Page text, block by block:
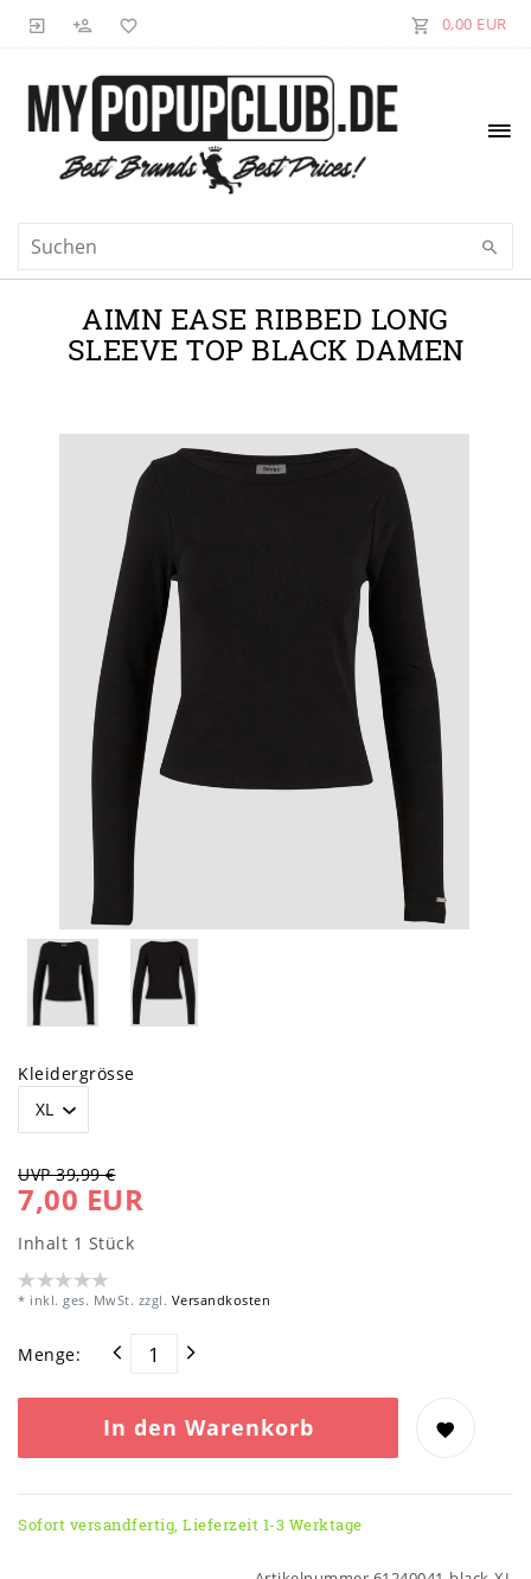
0,00 EUR
AIMN EASE RIBBED LONG
SLEEVE TOP BLACK DAMEN
Kleidergrösse
UVP 39,99 €
7,00 EUR
Inhalt 1 Stück
* inkl. ges. MwSt. zzgl. Versandkosten
Menge:
In den Warenkorb
Sofort versandfertig, Lieferzeit 1-3 Werktage